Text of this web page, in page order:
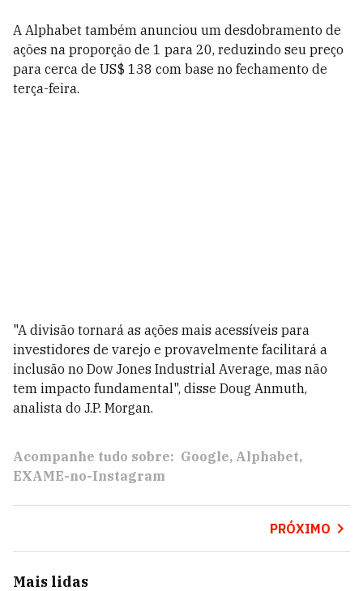
A Alphabet também anunciou um desdobramento de
ações na proporção de 1 para 20, reduzindo seu preço
para cerca de US$ 138 com base no fechamento de
terça-feira.
"A divisão tornará as ações mais acessíveis para
investidores de varejo e provavelmente facilitará a
inclusão no Dow Jones Industrial Average, mas não
tem impacto fundamental", disse Doug Anmuth,
analista do J.P. Morgan.
Acompanhe tudo sobre: Google Alphabet
EXAME-no-Instagram
PRÓXIMO
Mais lidas